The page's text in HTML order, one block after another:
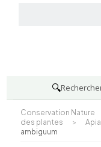
🔍
Conservation Nature
des plantes
>
ambiguum